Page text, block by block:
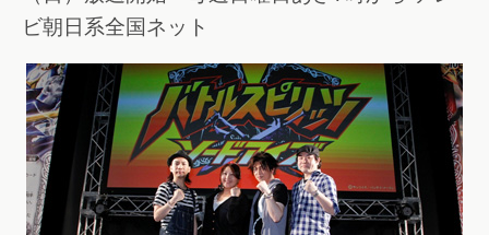
ビ朝日系全国ネット